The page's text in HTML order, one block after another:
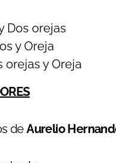
Dos orejas
y Oreja
orejas y Oreja
deAurelio